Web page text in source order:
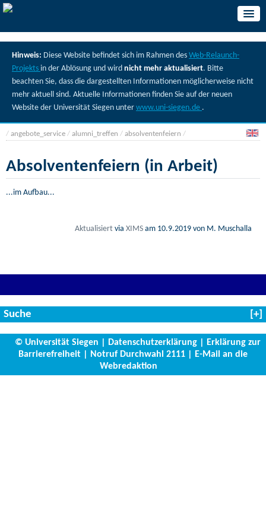
Hinweis: Diese Website befindet sich im Rahmen des Web-Relaunch-
Projekts in der Ablösung und wird nicht mehr aktualisiert. Bitte
beachten Sie, dass die dargestellten Informationen möglicherweise nicht
mehr aktuell sind. Aktuelle Informationen finden Sie auf der neuen
Website der Universität Siegen unter www.uni-siegen.de .
/ angebote_service / alumni_treffen / absolventenfeiern /
Absolventenfeiern (in Arbeit)
...im Aufbau...
Aktualisiertvia XIMSam 10.9.2019von M. Muschalla
Suche
© Universität Siegen Datenschutzerklärung
Erklärung zur
Barrierefreiheit
Notruf Durchwahl 2111
E-Mail an die
Webredaktion